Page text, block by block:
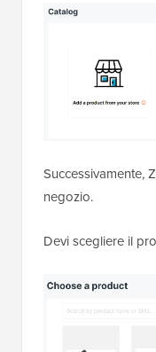
Successivamente,
negozio.
Devi scegliere il